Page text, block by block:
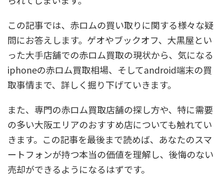
この記事では、赤ロムの買い取りに関する様々な疑
問にお答えします。ゲオやブックオフ、大黒屋とい
った大手店舗での赤ロム買取の現状から、気になる
iphoneの赤ロム買取相場、そしてandroid端末の買
取事情まで、詳しく掘り下げていきます。
また、専門の赤ロム買取店舗の探し方や、特に需要
の多い大阪エリアのおすすめ店についても触れてい
きます。この記事を最後まで読めば、あなたのスマ
ートフォンが持つ本当の価値を理解し、後悔のない
売却ができるようになるはずです。